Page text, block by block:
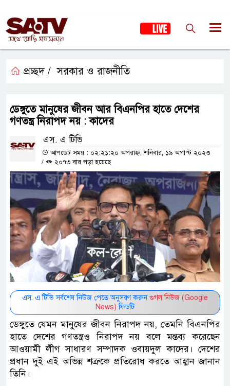
প্রচ্ছদ / সরকার ও রাজনীতি
ডেঙ্গুতে মানুষের জীবন আর বিএনপির হাতে দেশের
গণতন্ত্র নিরাপদ নয় : কাদের
এস. এ টিভি
আপডেট সময় : ০২:২১:২০ অপরাহ্ন, শনিবার, ১৯ অগাস্ট ২০২৩
/
২০৭৩ বার পড়া হয়েছে
এস. এ টিভি সর্বশেষ নিউজ পেতে অনুসরণ করুন গুগল নিউজ (Google
News) ফিডটি
ডেঙ্গুতে যেমন মানুষের জীবন নিরাপদ নয়, তেমনি বিএনপির
হাতে দেশের গণতন্ত্রও নিরাপদ নয় বলে মন্তব্য করেছেন
আওয়ামী লীগ সাধারণ সম্পাদক ওবায়দুল কাদের। দেশের
প্রধান দুই এই অভিন্ন শত্রুকে প্রতিরোধ করতে আহ্বান জানান
তিনি।